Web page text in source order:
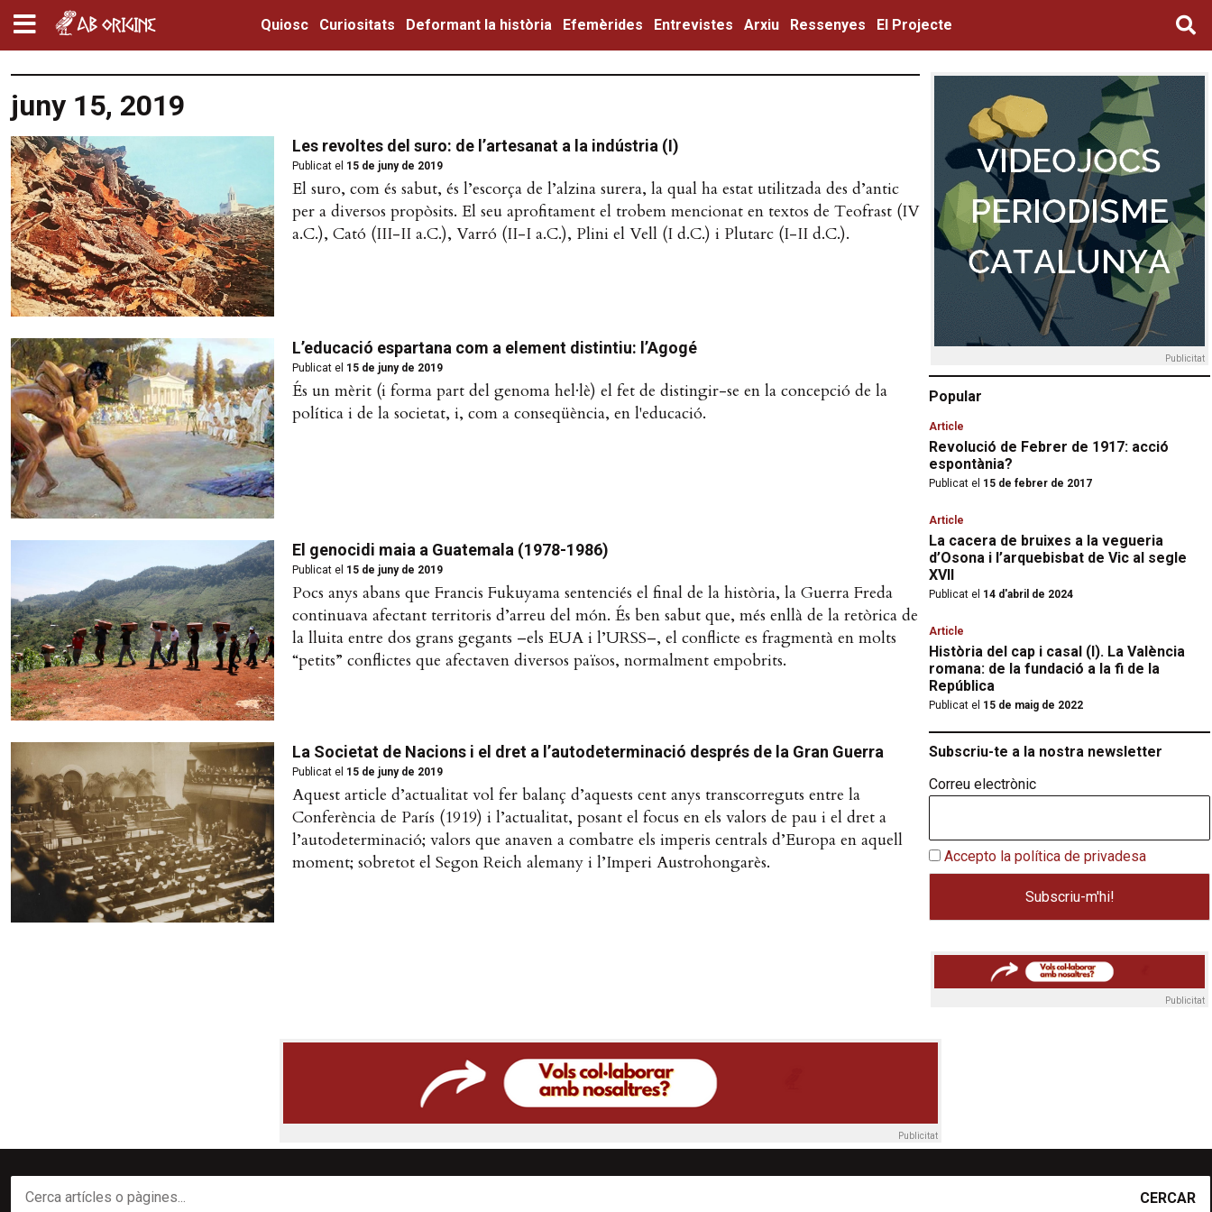
Quiosc Curiositats Deformant la història Efemèrides Entrevistes Arxiu Ressenyes El Projecte
juny 15, 2019
Les revoltes del suro: de l’artesanat a la indústria (I)
Publicat el 15 de juny de 2019
El suro, com és sabut, és l’escorça de l’alzina surera, la qual ha estat utilitzada des d’antic
per a diversos propòsits. El seu aprofitament el trobem mencionat en textos de Teofrast (IV
a.C.), Cató (III-II a.C.), Varró (II-I a.C.), Plini el Vell (I d.C.) i Plutarc (I-II d.C.).
L’educació espartana com a element distintiu: l’Agogé
Publicat el 15 de juny de 2019
És un mèrit (i forma part del genoma hel·lè) el fet de distingir-se en la concepció de la
política i de la societat, i, com a conseqüència, en l'educació.
El genocidi maia a Guatemala (1978-1986)
Publicat el 15 de juny de 2019
Pocs anys abans que Francis Fukuyama sentenciés el final de la història, la Guerra Freda
continuava afectant territoris d’arreu del món. És ben sabut que, més enllà de la retòrica de
la lluita entre dos grans gegants –els EUA i l’URSS–, el conflicte es fragmentà en molts
“petits” conflictes que afectaven diversos països, normalment empobrits.
La Societat de Nacions i el dret a l’autodeterminació després de la Gran Guerra
Publicat el 15 de juny de 2019
Aquest article d’actualitat vol fer balanç d’aquests cent anys transcorreguts entre la
Conferència de París (1919) i l’actualitat, posant el focus en els valors de pau i el dret a
l’autodeterminació; valors que anaven a combatre els imperis centrals d’Europa en aquell
moment; sobretot el Segon Reich alemany i l’Imperi Austrohongarès.
Publicitat
Popular
Article
Revolució de Febrer de 1917: acció
espontània?
Publicat el 15 de febrer de 2017
Article
La cacera de bruixes a la vegueria
d’Osona i l’arquebisbat de Vic al segle
XVII
Publicat el 14 d'abril de 2024
Article
Història del cap i casal (I). La València
romana: de la fundació a la fi de la
República
Publicat el 15 de maig de 2022
Subscriu-te a la nostra newsletter
Correu electrònic
Accepto la política de privadesa
Publicitat
Publicitat
CERCAR